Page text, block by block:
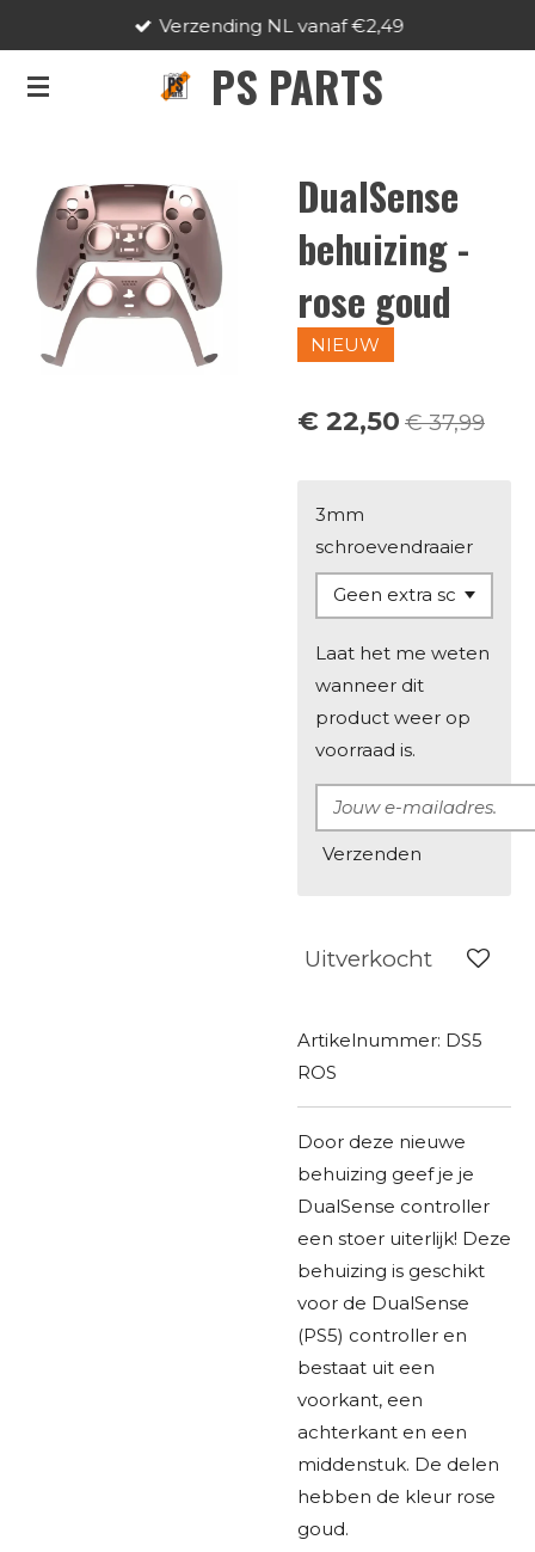
naar
PS PARTS
Verzending NL vanaf €2,49
DualSense
behuizing -
rose goud
NIEUW
€ 22,50 € 37,99
3mm
schroevendraaier
Laat het me weten
wanneer dit
product weer op
voorraad is.
Verzenden
Uitverkocht
Artikelnummer: DS5
ROS
Door deze nieuwe
behuizing geef je je
DualSense controller
een stoer uiterlijk! Deze
behuizing is geschikt
voor de DualSense
(PS5) controller en
bestaat uit een
voorkant, een
achterkant en een
middenstuk. De delen
hebben de kleur rose
goud.